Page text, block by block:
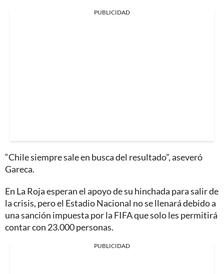
PUBLICIDAD
“Chile siempre sale en busca del resultado”, aseveró
Gareca.
En La Roja esperan el apoyo de su hinchada para salir de
la crisis, pero el Estadio Nacional no se llenará debido a
una sanción impuesta por la FIFA que solo les permitirá
contar con 23.000 personas.
PUBLICIDAD